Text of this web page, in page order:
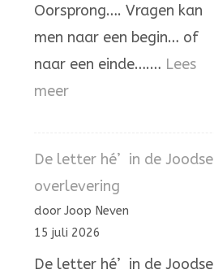
Oorsprong…. Vragen kan
men naar een begin… of
naar een einde….… Lees
meer:
zelve
De letter hé’ in de Joodse
overlevering
door Joop Neven
15 juli 2026
De letter hé’ in de Joodse